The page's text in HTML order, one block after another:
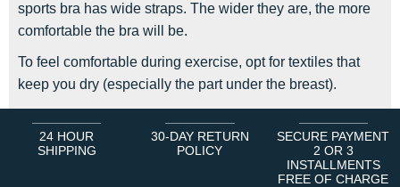
sports bra has wide straps. The wider they are, the more
comfortable the bra will be.
To feel comfortable during exercise, opt for textiles that
keep you dry (especially the part under the breast).
24 HOUR
SHIPPING
30-DAY RETURN
POLICY
SECURE PAYMENT
2 OR 3
INSTALLMENTS
FREE OF CHARGE